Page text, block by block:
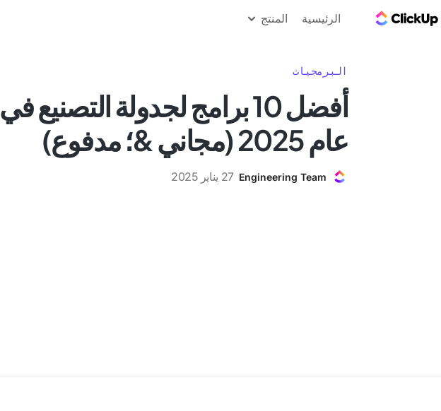
الرئيسية المنتج
البرمجيات
أفضل 10 برامج لجدولة التصنيع في
عام 2025 (مجاني &؛ مدفوع)
Engineering Team 27 يناير 2025